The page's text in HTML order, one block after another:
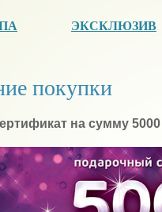
ЭКСКЛЮЗИВ
покупки
на сумму